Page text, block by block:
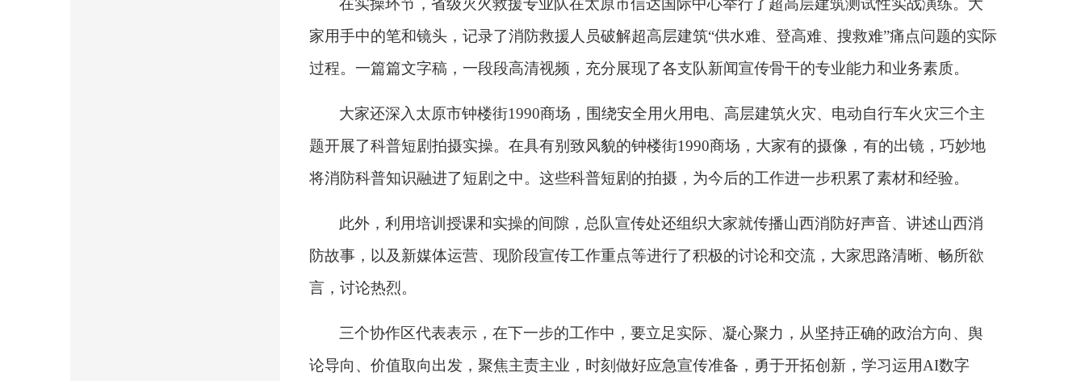
在实操环节，省级灭火救援专业队在太原市信达国际中心举行了超高层建筑测试性实战演练。大
家用手中的笔和镜头，记录了消防救援人员破解超高层建筑“供水难、登高难、搜救难”痛点问题的实际
过程。一篇篇文字稿，一段段高清视频，充分展现了各支队新闻宣传骨干的专业能力和业务素质。
大家还深入太原市钟楼街1990商场，围绕安全用火用电、高层建筑火灾、电动自行车火灾三个主
题开展了科普短剧拍摄实操。在具有别致风貌的钟楼街1990商场，大家有的摄像，有的出镜，巧妙地
将消防科普知识融进了短剧之中。这些科普短剧的拍摄，为今后的工作进一步积累了素材和经验。
此外，利用培训授课和实操的间隙，总队宣传处还组织大家就传播山西消防好声音、讲述山西消
防故事，以及新媒体运营、现阶段宣传工作重点等进行了积极的讨论和交流，大家思路清晰、畅所欲
言，讨论热烈。
三个协作区代表表示，在下一步的工作中，要立足实际、凝心聚力，从坚持正确的政治方向、舆
论导向、价值取向出发，聚焦主责主业，时刻做好应急宣传准备，勇于开拓创新，学习运用AI数字